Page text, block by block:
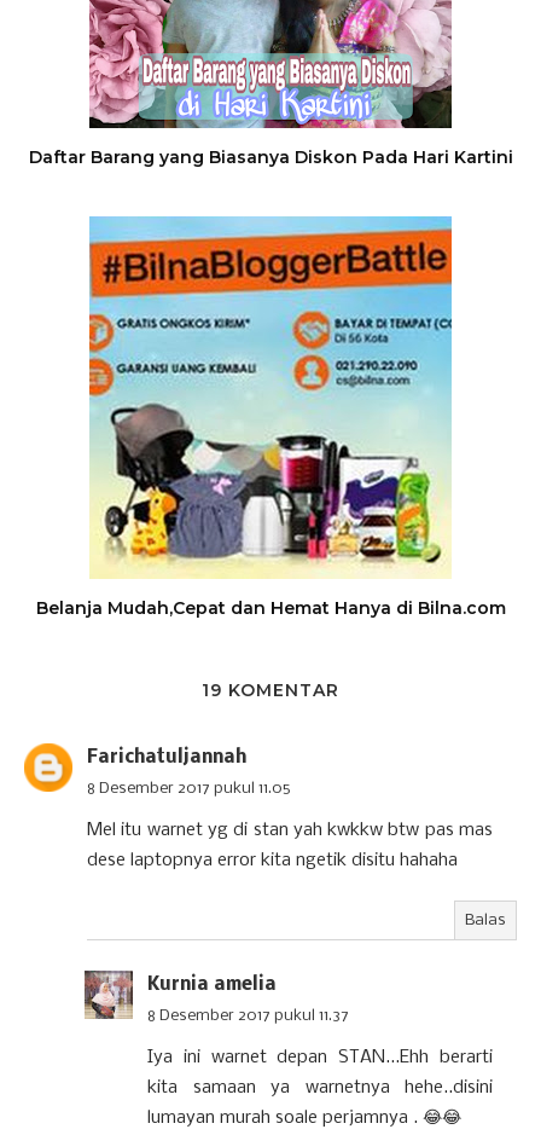
Daftar Barang yang Biasanya Diskon Pada Hari Kartini
Belanja Mudah,Cepat dan Hemat Hanya di Bilna.com
19 KOMENTAR
Farichatuljannah
8 Desember 2017 pukul 11.05
Mel itu warnet yg di stan yah kwkkw btw pas mas
dese laptopnya error kita ngetik disitu hahaha
Balas
Kurnia amelia
8 Desember 2017 pukul 11.37
Iya ini warnet depan STAN...Ehh berarti
kita samaan ya warnetnya hehe..disini
lumayan murah soale perjamnya . 😂😂